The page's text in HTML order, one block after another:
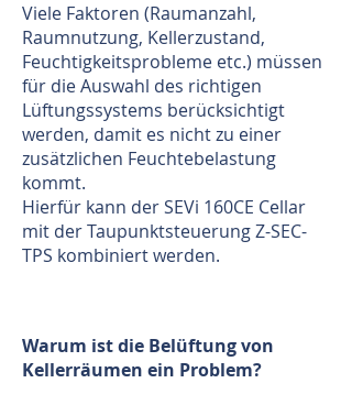
Viele Faktoren (Raumanzahl,
Raumnutzung, Kellerzustand,
Feuchtigkeitsprobleme etc.) müssen
für die Auswahl des richtigen
Lüftungssystems berücksichtigt
werden, damit es nicht zu einer
zusätzlichen Feuchtebelastung
kommt.
Hierfür kann der SEVi 160CE Cellar
mit der Taupunktsteuerung Z-SEC-
TPS kombiniert werden.
Warum ist die Belüftung von
Kellerräumen ein Problem?